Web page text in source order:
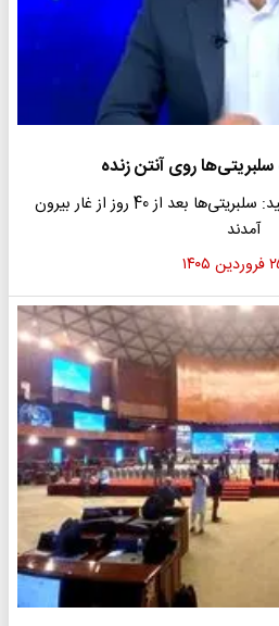
روی آنتن زنده
اعتراض شدید میثاقی را ببینید: سلبریتی‌ها بعد از 40 روز از غار بیرون
آمدند
۱۴۰۵